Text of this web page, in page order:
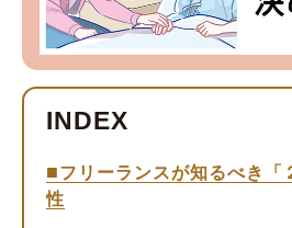
フリーランスが知るべき「
性